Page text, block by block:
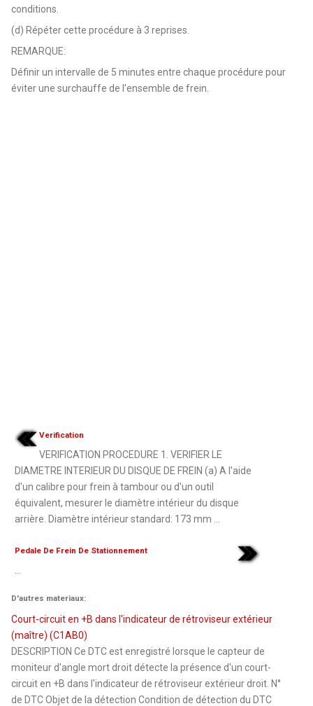
conditions.
(d) Répéter cette procédure à 3 reprises.
REMARQUE:
Définir un intervalle de 5 minutes entre chaque procédure pour
éviter une surchauffe de l'ensemble de frein.
Verification
VERIFICATION PROCEDURE 1. VERIFIER LE
DIAMETRE INTERIEUR DU DISQUE DE FREIN (a) A l'aide
d'un calibre pour frein à tambour ou d'un outil
équivalent, mesurer le diamètre intérieur du disque
arrière. Diamètre intérieur standard: 173 mm ...
Pedale De Frein De Stationnement
D'autres materiaux:
Court-circuit en +B dans l'indicateur de rétroviseur extérieur
(maître) (C1AB0)
DESCRIPTION Ce DTC est enregistré lorsque le capteur de
moniteur d'angle mort droit détecte la présence d'un court-
circuit en +B dans l'indicateur de rétroviseur extérieur droit. N°
de DTC Objet de la détection Condition de détection du DTC